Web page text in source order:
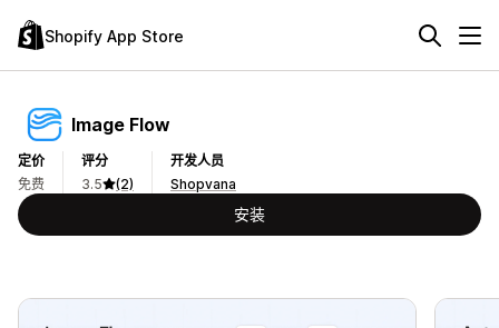
Shopify App Store
Image Flow
定价
免费
评分
3.5
(2)
开发人员
Shopvana
安装